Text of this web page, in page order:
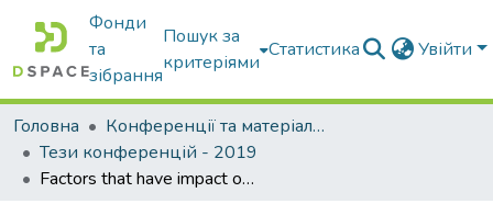
Фонди
та
зібрання
Пошук за
критеріями
Статистика Увійти
Головна
Конференції та матеріали конференцій
Тези конференцій - 2019
Factors that have impact on the Ukrainian market of transport services